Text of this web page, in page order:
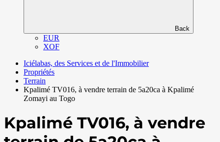
Back
EUR
XOF
Iciélabas, des Services et de l'Immobilier
Propriétés
Terrain
Kpalimé TV016, à vendre terrain de 5a20ca à Kpalimé
Zomayi au Togo
Kpalimé TV016, à vendre